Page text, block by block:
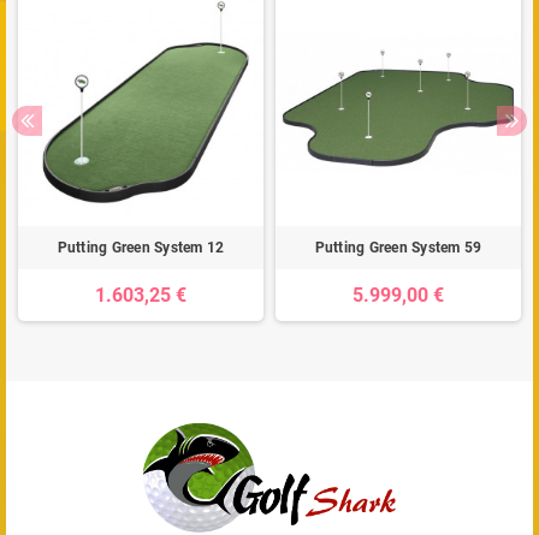
Putting Green System 12
1.603,25 €
Putting Green System 59
5.999,00 €